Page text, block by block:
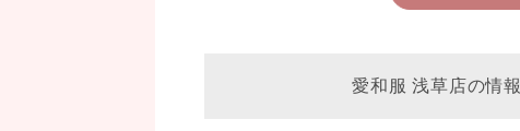
愛和服 浅草店の情報